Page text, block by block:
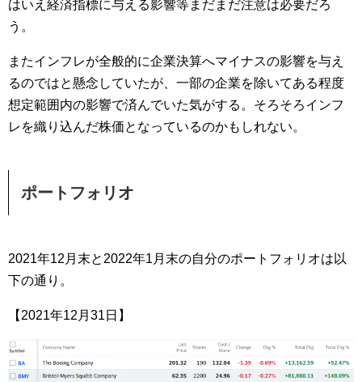
はいえ経済指標に与える影響等まだまだ注意は必要だろ
う。
またインフレが全般的に企業決算へマイナスの影響を与え
るのではと懸念していたが、一部の企業を除いてある程度
想定範囲内の影響で済んでいた気がする。そろそろインフ
レを織り込んだ株価となっているのかもしれない。
ポートフォリオ
2021年12月末と2022年1月末の自分のポートフォリオは以
下の通り。
【2021年12月31日】